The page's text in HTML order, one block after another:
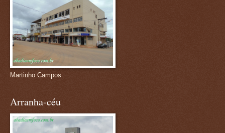
Martinho Campos
Arranha-céu